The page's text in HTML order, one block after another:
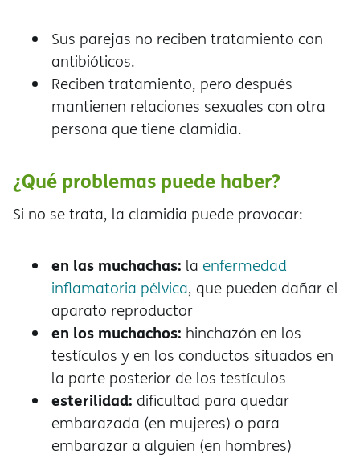
Sus parejas no reciben tratamiento con
antibióticos.
Reciben tratamiento, pero después
mantienen relaciones sexuales con otra
persona que tiene clamidia.
¿Qué problemas puede haber?
Si no se trata, la clamidia puede provocar:
en las muchachas: la enfermedad
inflamatoria pélvica, que pueden dañar el
aparato reproductor
en los muchachos: hinchazón en los
testículos y en los conductos situados en
la parte posterior de los testículos
esterilidad: dificultad para quedar
embarazada (en mujeres) o para
embarazar a alguien (en hombres)